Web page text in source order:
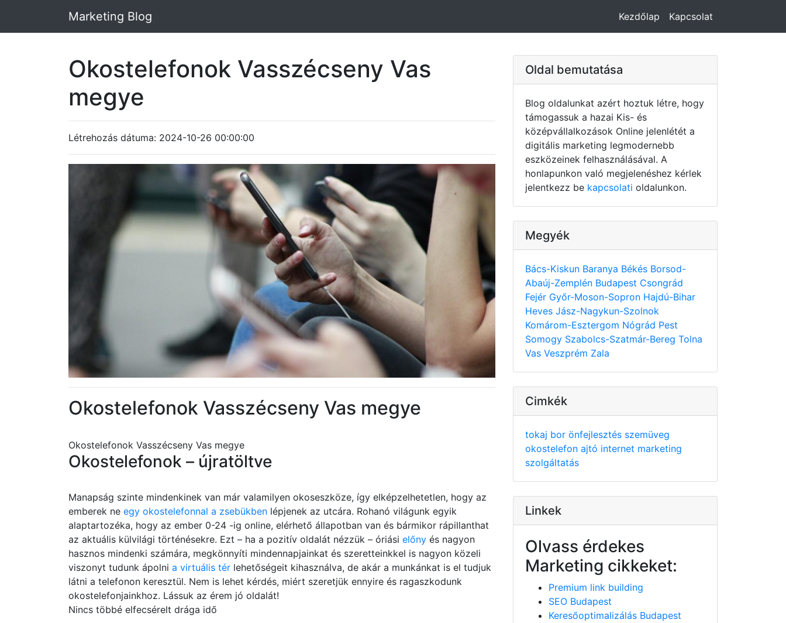
Marketing Blog Kezdőlap Kapcsolat
Okostelefonok Vasszécseny Vas
megye
Létrehozás dátuma: 2024-10-26 00:00:00
Okostelefonok Vasszécseny Vas megye
Okostelefonok Vasszécseny Vas megye
Okostelefonok – újratöltve
Manapság szinte mindenkinek van már valamilyen okoseszköze, így elképzelhetetlen, hogy az
emberek ne egy okostelefonnal a zsebükben lépjenek az utcára. Rohanó világunk egyik
alaptartozéka, hogy az ember 0-24 -ig online, elérhető állapotban van és bármikor rápillanthat
az aktuális külvilági történésekre. Ezt – ha a pozitív oldalát nézzük – óriási előny és nagyon
hasznos mindenki számára, megkönnyíti mindennapjainkat és szeretteinkkel is nagyon közeli
viszonyt tudunk ápolni a virtuális tér lehetőségeit kihasználva, de akár a munkánkat is el tudjuk
látni a telefonon keresztül. Nem is lehet kérdés, miért szeretjük ennyire és ragaszkodunk
okostelefonjainkhoz. Lássuk az érem jó oldalát!
Nincs többé elfecsérelt drága idő
Oldal bemutatása
Blog oldalunkat azért hoztuk létre, hogy
támogassuk a hazai Kis- és
középvállalkozások Online jelenlétét a
digitális marketing legmodernebb
eszközeinek felhasználásával. A
honlapunkon való megjelenéshez kérlek
jelentkezz be kapcsolati oldalunkon.
Megyék
Bács-Kiskun Baranya Békés Borsod-
Abaúj-Zemplén Budapest Csongrád
Fejér Győr-Moson-Sopron Hajdú-Bihar
Heves Jász-Nagykun-Szolnok
Komárom-Esztergom Nógrád Pest
Somogy Szabolcs-Szatmár-Bereg Tolna
Vas Veszprém Zala
Cimkék
tokaj bor önfejlesztés szemüveg
okostelefon ajtó internet marketing
szolgáltatás
Linkek
Olvass érdekes
Marketing cikkeket:
Premium link building
SEO Budapest
Keresőoptimalizálás Budapest